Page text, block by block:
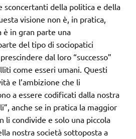
sconcertanti della politica e della
visione non è, in pratica,
in gran parte una
del tipo di sociopatici
dal loro “successo”
come esseri umani. Questi
e l’ambizione che li
a essere codificati dalla nostra
anche se in pratica la maggior
li condivide e solo una piccola
nostra società sottoposta a